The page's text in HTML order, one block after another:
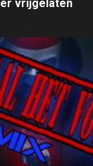
vrijgelaten